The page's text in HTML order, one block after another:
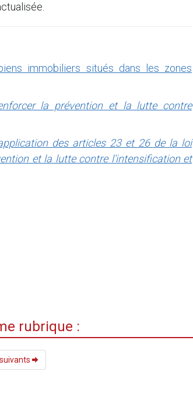
immobiliers situés dans les zones
la prévention et la lutte contre
des articles 23 et 26 de la loi
et la lutte contre l’intensification et
rubrique :